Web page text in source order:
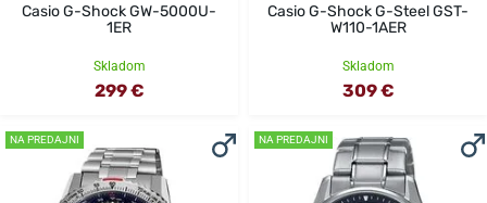
Casio G-Shock GW-5000U-
1ER
Skladom
299 €
Casio G-Shock G-Steel GST-
W110-1AER
Skladom
309 €
NA PREDAJNI NA PREDAJNI